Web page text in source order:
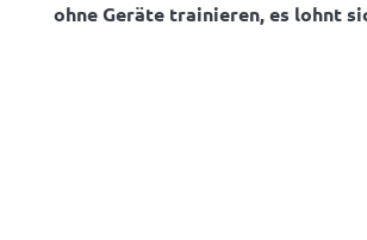
ohne Geräte trainieren, es lohnt